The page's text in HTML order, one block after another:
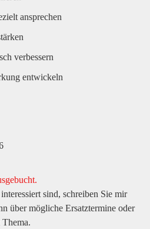
ansprechen
verbessern
entwickeln
sind, schreiben Sie mir
über mögliche Ersatztermine oder